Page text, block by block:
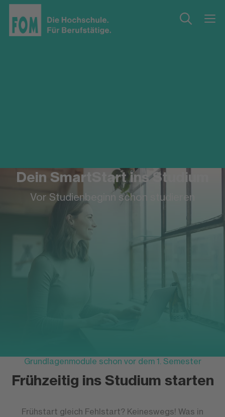
Dein SmartStart ins Studium
Vor Studienbeginn schon studieren
Grundlagenmodule schon vor dem 1. Semester
Frühzeitig ins Studium starten
Frühstart gleich Fehlstart? Keineswegs! Was in